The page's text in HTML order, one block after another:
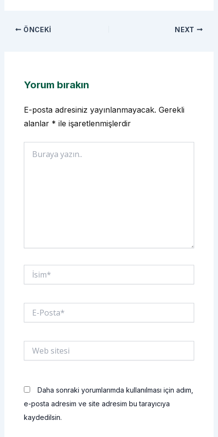
ÖNCEKI NEXT
Yorum bırakın
E-posta adresiniz yayınlanmayacak. Gerekli
alanlar * ile işaretlenmişlerdir
yazın..
İsim*
Posta*
sitesi
Daha sonraki yorumlarımda kullanılması için adım,
e-posta adresim ve site adresim bu tarayıcıya
kaydedilsin.